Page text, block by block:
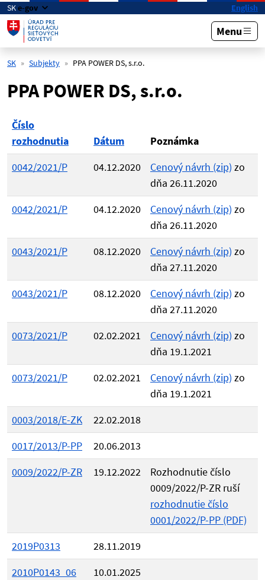
Preskočiť na hlavný obsah
SKe-gov English
Menu
SK Subjekty PPA POWER DS, s.r.o.
PPA POWER DS, s.r.o.
Číslo
rozhodnutia
Dátum
Poznámka
0042/2021/P
04.12.2020 Cenový návrh (zip) zo
dňa 26.11.2020
0042/2021/P
04.12.2020 Cenový návrh (zip) zo
dňa 26.11.2020
0043/2021/P
08.12.2020 Cenový návrh (zip) zo
dňa 27.11.2020
0043/2021/P
08.12.2020 Cenový návrh (zip) zo
dňa 27.11.2020
0073/2021/P
02.02.2021 Cenový návrh (zip) zo
dňa 19.1.2021
0073/2021/P
02.02.2021 Cenový návrh (zip) zo
dňa 19.1.2021
0003/2018/E-ZK
22.02.2018
0017/2013/P-PP
20.06.2013
0009/2022/P-ZR
19.12.2022
Rozhodnutie číslo
0009/2022/P-ZR ruší
rozhodnutie číslo
0001/2022/P-PP (PDF)
2019P0313
28.11.2019
2010P0143_06
10.01.2025